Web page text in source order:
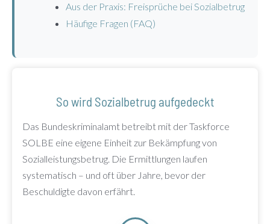
Aus der Praxis: Freisprüche bei Sozialbetrug
Häufige Fragen (FAQ)
So wird Sozialbetrug aufgedeckt
Das Bundeskriminalamt betreibt mit der Taskforce
SOLBE eine eigene Einheit zur Bekämpfung von
Sozialleistungsbetrug. Die Ermittlungen laufen
systematisch – und oft über Jahre, bevor der
Beschuldigte davon erfährt.